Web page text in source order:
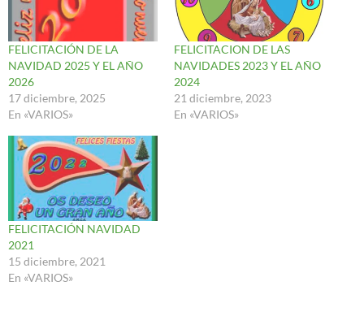
FELICITACIÓN DE LA
NAVIDAD 2025 Y EL AÑO
2026
17 diciembre, 2025
En «VARIOS»
FELICITACION DE LAS
NAVIDADES 2023 Y EL AÑO
2024
21 diciembre, 2023
En «VARIOS»
FELICITACIÓN NAVIDAD
2021
15 diciembre, 2021
En «VARIOS»